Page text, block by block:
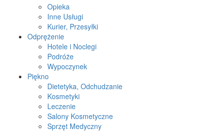
Opieka
Inne Usługi
Kurier, Przesyłki
Odprężenie
Hotele i Noclegi
Podróże
Wypoczynek
Piękno
Dietetyka, Odchudzanie
Kosmetyki
Leczenie
Salony Kosmetyczne
Sprzęt Medyczny